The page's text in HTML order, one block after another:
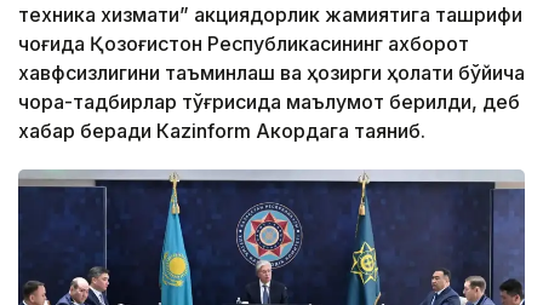
техника хизмати” акциядорлик жамиятига ташрифи
чоғида Қозоғистон Республикасининг ахборот
хавфсизлигини таъминлаш ва ҳозирги ҳолати бўйича
чора-тадбирлар тўғрисида маълумот берилди, деб
хабар беради Каzinform Акордага таяниб.